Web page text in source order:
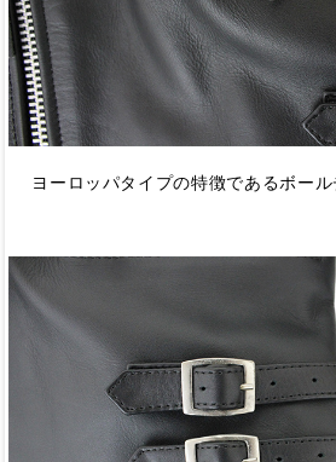
ヨーロッパタイプの特徴であるボール